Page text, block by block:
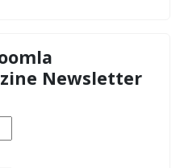
Newsletter